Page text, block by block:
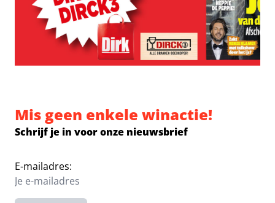
Mis geen enkele winactie!
Schrijf je in voor onze nieuwsbrief
E-mailadres: